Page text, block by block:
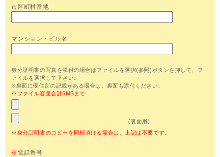
市区町村番地
マンション・ビル名
身分証明書の写真を添付の場合はファイルを選択(参照)ボタンを押して、フ
ァイルを選択して下さい。
※裏面に現住所の記載がある場合は、裏面も添付ください。
※ ファイル容量合計5MBまで
(裏面用)
※身分証明書のコピーを同梱頂ける場合は、上記は不要です。
※ 電話番号